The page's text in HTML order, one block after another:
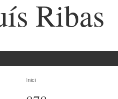
Ribas
Inici